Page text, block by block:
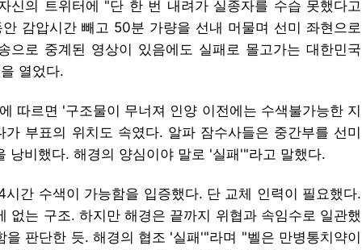
신의 트위터에 "단 한 번 내려가 실종자를 수습 못했다고
감압시간 빼고 50분 가량을 선내 머물며 선미 좌현으로
으로 중계된 영상이 있음에도 실패로 몰고가는 대한민국
열었다.
따르면 '구조물이 무너져 인양 이전에는 수색불가능한 지
부표의 위치도 속였다. 알파 잠수사들은 중간부를 선미
낭비했다. 해경의 양심이야 말로 '실패'"라고 말했다.
간 수색이 가능함을 입증했다. 단 교체 인력이 필요했다.
없는 구조. 하지만 해경은 끝까지 위협과 속임수로 일관했
을 판단한 듯. 해경의 협조 '실패'"라며 "벨은 만병통치약이